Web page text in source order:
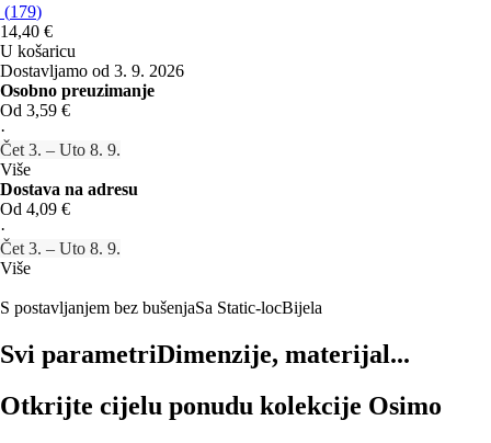
(179)
14,40 €
U košaricu
Dostavljamo od 3. 9. 2026
Osobno preuzimanje
Od 3,59 €
·
Čet 3. – Uto 8. 9.
Više
Dostava na adresu
Od 4,09 €
·
Čet 3. – Uto 8. 9.
Više
S postavljanjem bez bušenjaSa Static-locBijela
Svi parametriDimenzije, materijal...
Otkrijte cijelu ponudu kolekcije Osimo